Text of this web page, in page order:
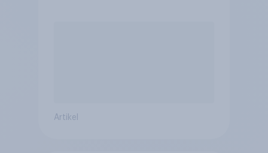
Artikel